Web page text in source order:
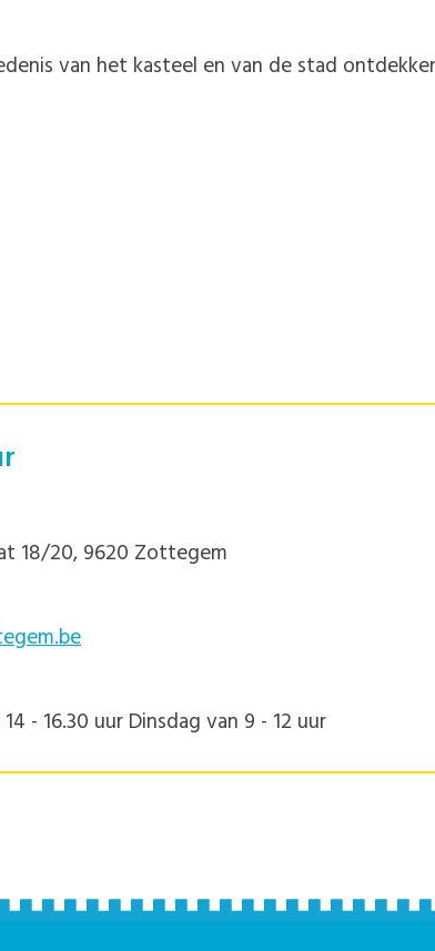
van het kasteel en van de stad
18/20, 9620 Zottegem
- 16.30 uur Dinsdag van 9 - 12 uur